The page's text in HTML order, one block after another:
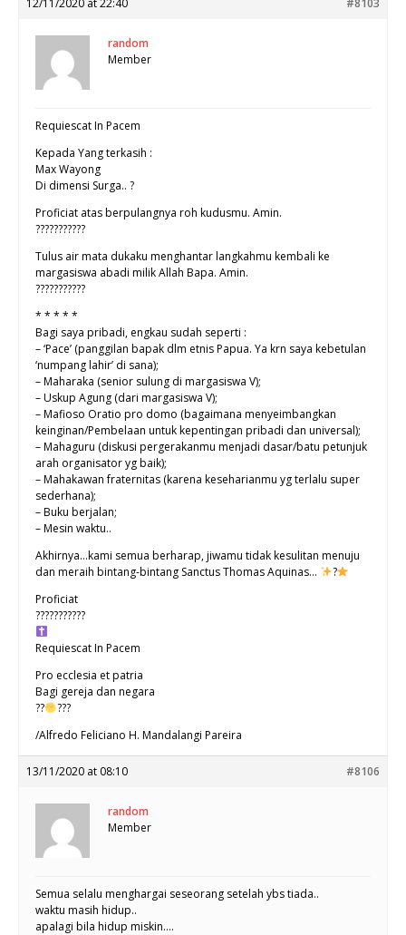
12/11/2020 at 22:40 #8103
random
Member
Requiescat In Pacem
Kepada Yang terkasih :
Max Wayong
Di dimensi Surga.. ?
Proficiat atas berpulangnya roh kudusmu. Amin.
???????????
Tulus air mata dukaku menghantar langkahmu kembali ke
margasiswa abadi milik Allah Bapa. Amin.
???????????
* * * * *
Bagi saya pribadi, engkau sudah seperti :
– ‘Pace’ (panggilan bapak dlm etnis Papua. Ya krn saya kebetulan
‘numpang lahir’ di sana);
– Maharaka (senior sulung di margasiswa V);
– Uskup Agung (dari margasiswa V);
– Mafioso Oratio pro domo (bagaimana menyeimbangkan
keinginan/Pembelaan untuk kepentingan pribadi dan universal);
– Mahaguru (diskusi pergerakanmu menjadi dasar/batu petunjuk
arah organisator yg baik);
– Mahakawan fraternitas (karena keseharianmu yg terlalu super
sederhana);
– Buku berjalan;
– Mesin waktu..
Akhirnya…kami semua berharap, jiwamu tidak kesulitan menuju
dan meraih bintang-bintang Sanctus Thomas Aquinas…
?
Proficiat
???????????
Requiescat In Pacem
Pro ecclesia et patria
Bagi gereja dan negara
??
???
/Alfredo Feliciano H. Mandalangi Pareira
13/11/2020 at 08:10 #8106
random
Member
Semua selalu menghargai seseorang setelah ybs tiada..
waktu masih hidup..
apalagi bila hidup miskin….